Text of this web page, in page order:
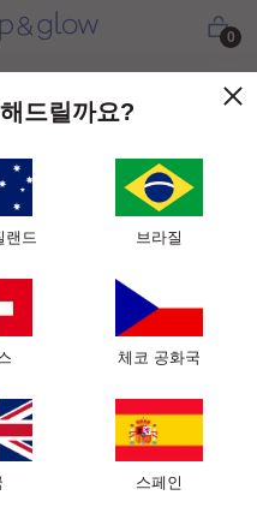
0
드릴까요?
랜드 브라질
체코 공화국
스페인